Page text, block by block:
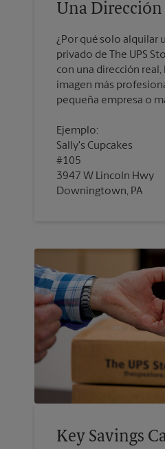
Una Dirección
¿Por qué solo alquilar
privado de The UPS
con una dirección
imagen más
pequeña empresa o
Ejemplo:
Sally's Cupcakes
#105
3947 W Lincoln Hwy
Downingtown, PA
Key Savings